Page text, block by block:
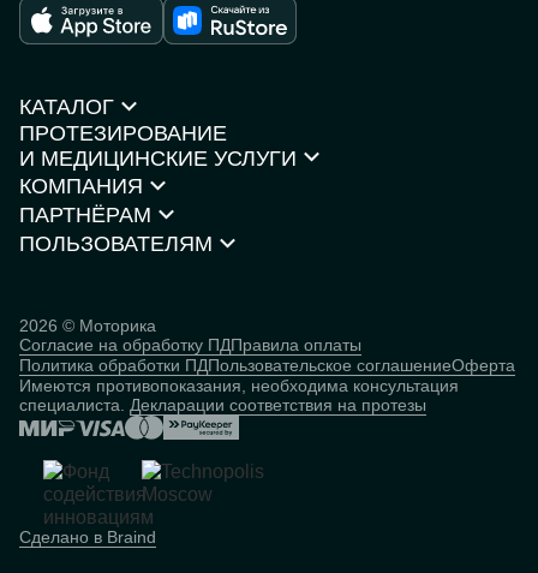
КАТАЛОГ
Протезы рук
Протезы ног
Кресла-коляски
Каталог товаров
Нейростимуляторы
КОМПАНИЯ
О компании
Контакты
ПОЛЬЗОВАТЕЛЯМ
База знаний
Человек
кибернетический
ПРОТЕЗИРОВАНИЕ
И МЕДИЦИНСКИЕ УСЛУГИ
Моторика Орто
ПАРТНЁРАМ
Партнёрская программа
2026 © Моторика
Согласие на обработку ПДПравила оплаты
Политика обработки ПДПользовательское соглашениеОферта
Имеются противопоказания, необходима консультация
специалиста. Декларации соответствия на протезы
Сделано в Braind